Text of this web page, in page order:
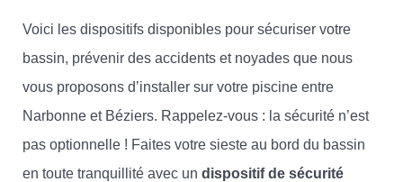
Voici les dispositifs disponibles pour sécuriser votre
bassin, prévenir des accidents et noyades que nous
vous proposons d’installer sur votre piscine entre
Narbonne et Béziers. Rappelez-vous : la sécurité n’est
pas optionnelle ! Faites votre sieste au bord du bassin
en toute tranquillité avec un dispositif de sécurité